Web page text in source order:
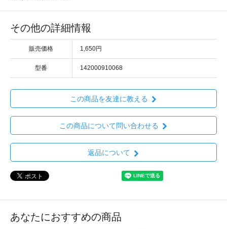
その他の詳細情報
販売価格 1,650円
型番 142000910068
この商品を友達に教える
この商品について問い合わせる
返品について
あなたにおすすめの商品